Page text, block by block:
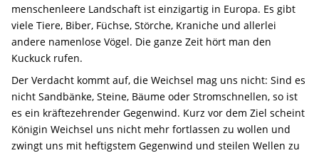
menschenleere Landschaft ist einzigartig in Europa. Es gibt
viele Tiere, Biber, Füchse, Störche, Kraniche und allerlei
andere namenlose Vögel. Die ganze Zeit hört man den
Kuckuck rufen.
Der Verdacht kommt auf, die Weichsel mag uns nicht: Sind es
nicht Sandbänke, Steine, Bäume oder Stromschnellen, so ist
es ein kräftezehrender Gegenwind. Kurz vor dem Ziel scheint
Königin Weichsel uns nicht mehr fortlassen zu wollen und
zwingt uns mit heftigstem Gegenwind und steilen Wellen zu